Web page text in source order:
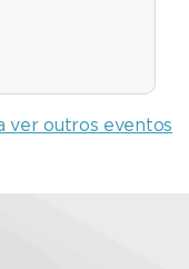
ver outros eventos